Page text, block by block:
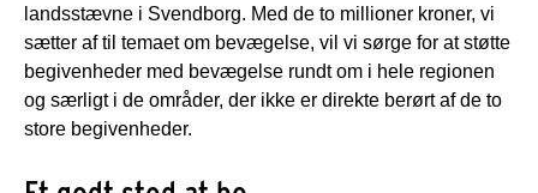
landsstævne i Svendborg. Med de to millioner kroner, vi
sætter af til temaet om bevægelse, vil vi sørge for at støtte
begivenheder med bevægelse rundt om i hele regionen
og særligt i de områder, der ikke er direkte berørt af de to
store begivenheder.